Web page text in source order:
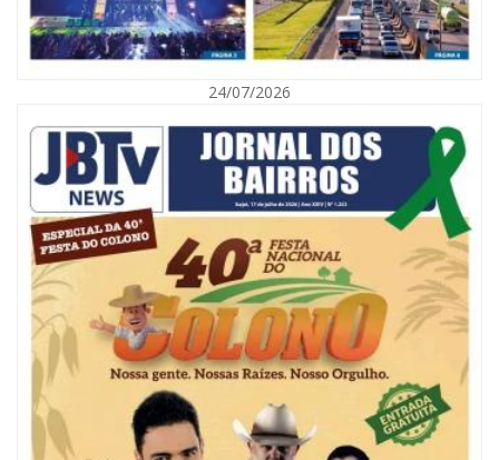
07/08/2026 | 07:00
Saúde de BC promove mutirão de DIU e Implanon na UBS Municípios
BALNEÁRIO CAMBORIÚ
24/07/2026